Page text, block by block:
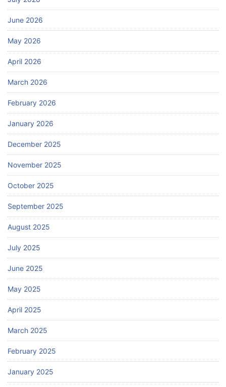
June 2026
May 2026
April 2026
March 2026
February 2026
January 2026
December 2025
November 2025
October 2025
September 2025
August 2025
July 2025
June 2025
May 2025
April 2025
March 2025
February 2025
January 2025